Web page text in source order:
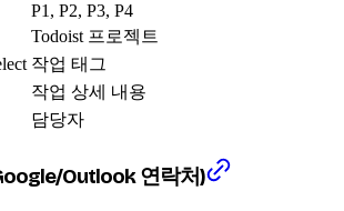
P1, P2, P3, P4
Todoist 프로젝트
작업 태그
작업 상세 내용
담당자
Outlook 연락처)